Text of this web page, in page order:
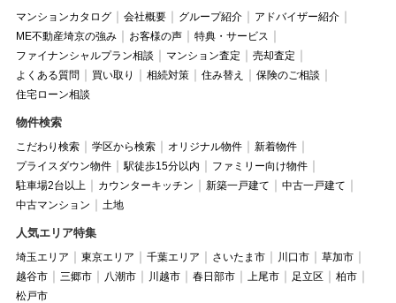
マンションカタログ 会社概要 グループ紹介
アドバイザー紹介
ME不動産埼京の強み
お客様の声
特典・サービス
ファイナンシャルプラン相談
マンション査定
売却査定
よくある質問
買い取り 相続対策 住み替え
保険のご相談
住宅ローン相談
物件検索
こだわり検索 学区から検索 オリジナル物件
新着物件
プライスダウン物件
駅徒歩15分以内
ファミリー向け物件
駐車場2台以上
カウンターキッチン 新築一戸建て
中古一戸建て
中古マンション
土地
人気エリア特集
埼玉エリア 東京エリア 千葉エリア さいたま市 川口市
草加市
越谷市
三郷市 八潮市 川越市 春日部市 上尾市 足立区
柏市
松戸市